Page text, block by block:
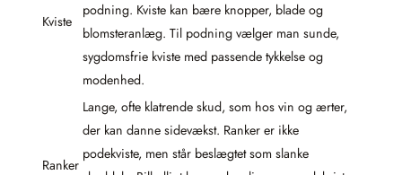
Kviste
podning. Kviste kan bære knopper, blade og
blomsteranlæg. Til podning vælger man sunde,
sygdomsfrie kviste med passende tykkelse og
modenhed.
Ranker
Lange, ofte klatrende skud, som hos vin og ærter,
der kan danne sidevækst. Ranker er ikke
podekviste, men står beslægtet som slanke